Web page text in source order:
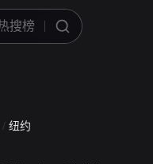
/ 纽约